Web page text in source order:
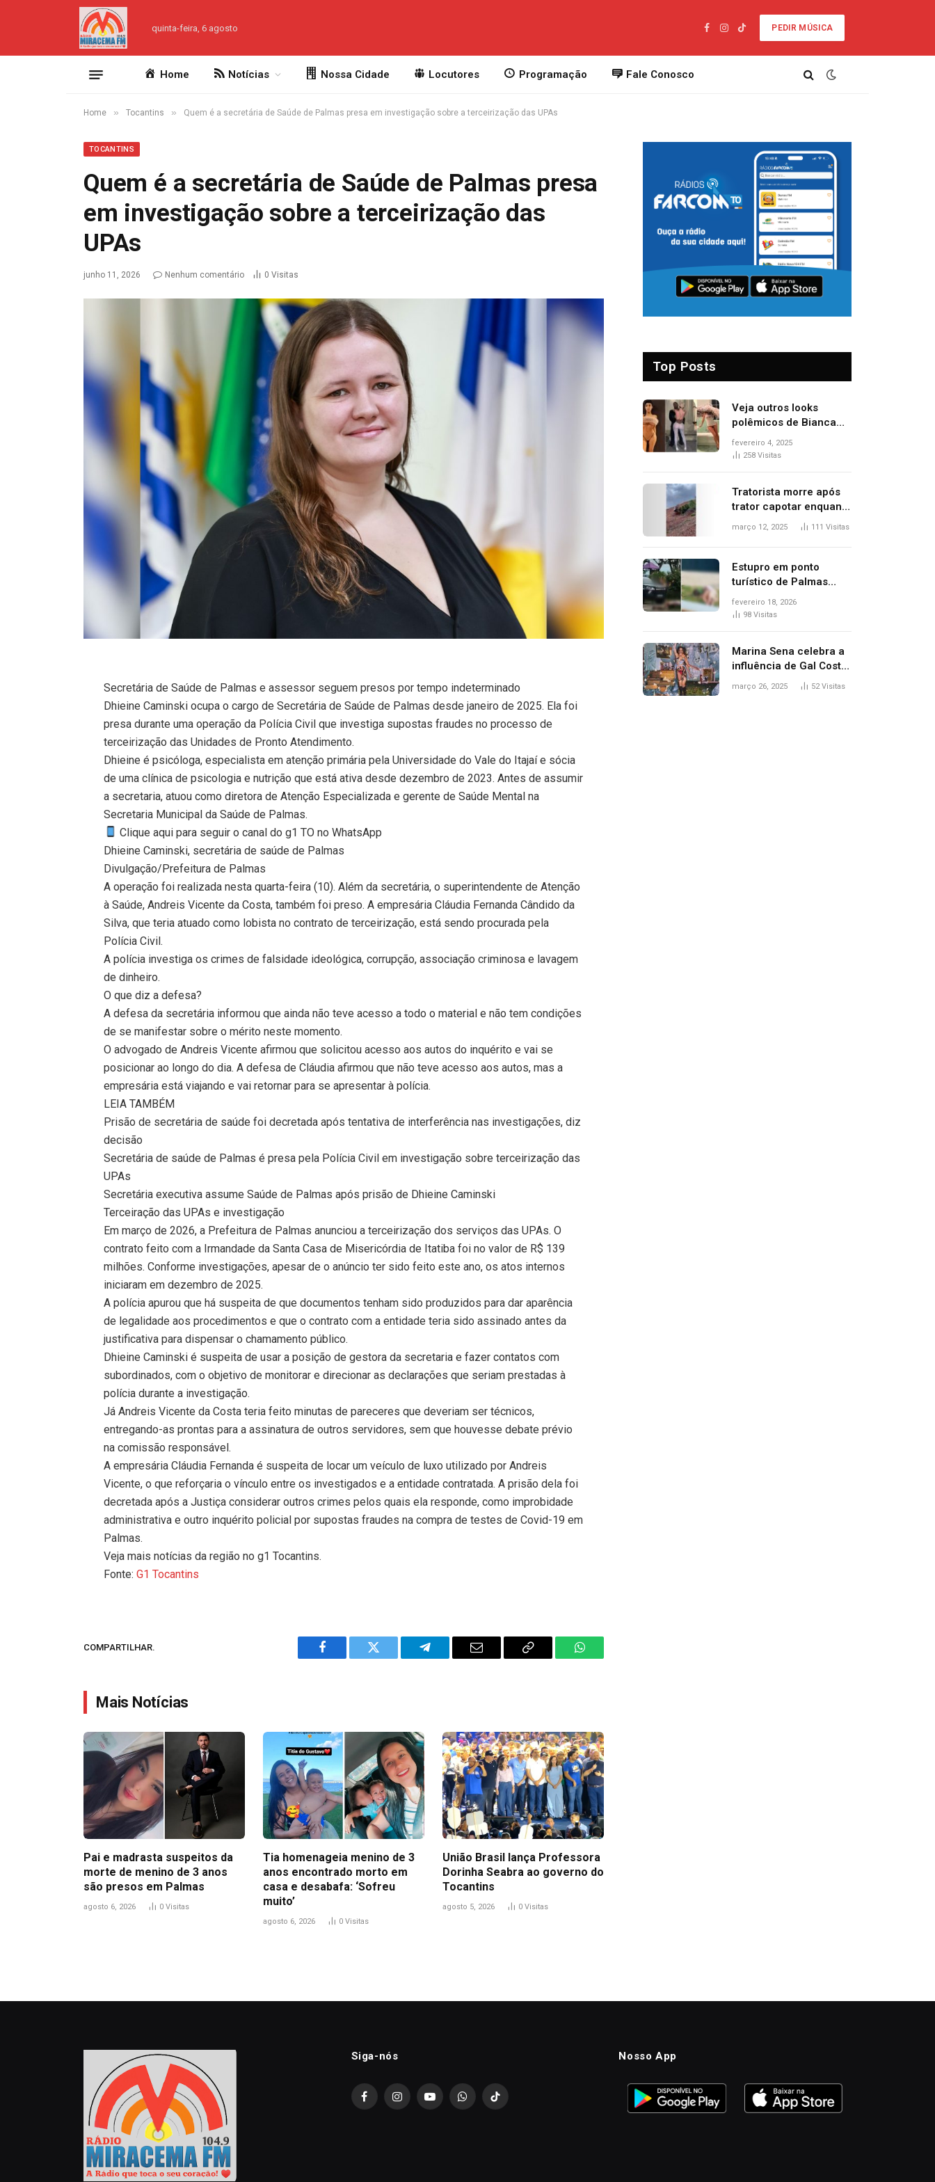
quinta-feira, 6 agosto
Facebook
Instagram
TikTok
PEDIR MÚSICA
Home Notícias Nossa Cidade Locutores Programação Fale Conosco
Home » Tocantins » Quem é a secretária de Saúde de Palmas presa em investigação sobre a terceirização das UPAs
TOCANTINS
Quem é a secretária de Saúde de Palmas presa
em investigação sobre a terceirização das
UPAs
junho 11, 2026 Nenhum comentário 0 Visitas
Secretária de Saúde de Palmas e assessor seguem presos por tempo indeterminado
Dhieine Caminski ocupa o cargo de Secretária de Saúde de Palmas desde janeiro de 2025. Ela foi
presa durante uma operação da Polícia Civil que investiga supostas fraudes no processo de
terceirização das Unidades de Pronto Atendimento.
Dhieine é psicóloga, especialista em atenção primária pela Universidade do Vale do Itajaí e sócia
de uma clínica de psicologia e nutrição que está ativa desde dezembro de 2023. Antes de assumir
a secretaria, atuou como diretora de Atenção Especializada e gerente de Saúde Mental na
Secretaria Municipal da Saúde de Palmas.
Clique aqui para seguir o canal do g1 TO no WhatsApp
Dhieine Caminski, secretária de saúde de Palmas
Divulgação/Prefeitura de Palmas
A operação foi realizada nesta quarta-feira (10). Além da secretária, o superintendente de Atenção
à Saúde, Andreis Vicente da Costa, também foi preso. A empresária Cláudia Fernanda Cândido da
Silva, que teria atuado como lobista no contrato de terceirização, está sendo procurada pela
Polícia Civil.
A polícia investiga os crimes de falsidade ideológica, corrupção, associação criminosa e lavagem
de dinheiro.
O que diz a defesa?
A defesa da secretária informou que ainda não teve acesso a todo o material e não tem condições
de se manifestar sobre o mérito neste momento.
O advogado de Andreis Vicente afirmou que solicitou acesso aos autos do inquérito e vai se
posicionar ao longo do dia. A defesa de Cláudia afirmou que não teve acesso aos autos, mas a
empresária está viajando e vai retornar para se apresentar à polícia.
LEIA TAMBÉM
Prisão de secretária de saúde foi decretada após tentativa de interferência nas investigações, diz
decisão
Secretária de saúde de Palmas é presa pela Polícia Civil em investigação sobre terceirização das
UPAs
Secretária executiva assume Saúde de Palmas após prisão de Dhieine Caminski
Terceiração das UPAs e investigação
Em março de 2026, a Prefeitura de Palmas anunciou a terceirização dos serviços das UPAs. O
contrato feito com a Irmandade da Santa Casa de Misericórdia de Itatiba foi no valor de R$ 139
milhões. Conforme investigações, apesar de o anúncio ter sido feito este ano, os atos internos
iniciaram em dezembro de 2025.
A polícia apurou que há suspeita de que documentos tenham sido produzidos para dar aparência
de legalidade aos procedimentos e que o contrato com a entidade teria sido assinado antes da
justificativa para dispensar o chamamento público.
Dhieine Caminski é suspeita de usar a posição de gestora da secretaria e fazer contatos com
subordinados, com o objetivo de monitorar e direcionar as declarações que seriam prestadas à
polícia durante a investigação.
Já Andreis Vicente da Costa teria feito minutas de pareceres que deveriam ser técnicos,
entregando-as prontas para a assinatura de outros servidores, sem que houvesse debate prévio
na comissão responsável.
A empresária Cláudia Fernanda é suspeita de locar um veículo de luxo utilizado por Andreis
Vicente, o que reforçaria o vínculo entre os investigados e a entidade contratada. A prisão dela foi
decretada após a Justiça considerar outros crimes pelos quais ela responde, como improbidade
administrativa e outro inquérito policial por supostas fraudes na compra de testes de Covid-19 em
Palmas.
Veja mais notícias da região no g1 Tocantins.
Fonte:G1 Tocantins
COMPARTILHAR.
Facebook Twitter Telegram Email
Copy
WhatsApp
Mais Notícias
Pai e madrasta suspeitos da
morte de menino de 3 anos
são presos em Palmas
agosto 6, 2026 0 Visitas
Tia homenageia menino de 3
anos encontrado morto em
casa e desabafa: ‘Sofreu
muito’
agosto 6, 2026 0 Visitas
União Brasil lança Professora
Dorinha Seabra ao governo do
Tocantins
agosto 5, 2026 0 Visitas
Top Posts
Veja outros looks
polêmicos de Bianca
Censori, esposa de
Kanye West que
fevereiro 4, 2025
258 Visitas
Tratorista morre após
trator capotar enquanto
removia vegetação em
março 12, 2025 111 Visitas
Estupro em ponto
turístico de Palmas
ocorreu em frente à
viatura e base de
fevereiro 18, 2026
98 Visitas
Marina Sena celebra a
influência de Gal Costa
na arte do álbum
março 26, 2025 52Visitas
Siga-nós
FacebookInstagramYouTubeWhatsAppTikTok
Nosso App